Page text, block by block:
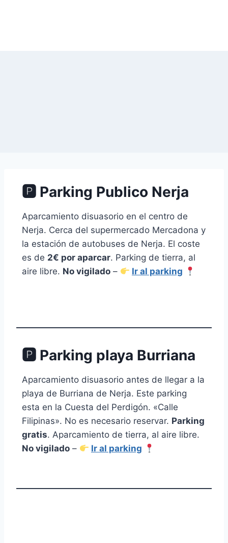
🅿 Parking Publico Nerja
Aparcamiento disuasorio en el centro de
Nerja. Cerca del supermercado Mercadona y
la estación de autobuses de Nerja. El coste
es de 2€ por aparcar. Parking de tierra, al
aire libre. No vigilado– Ir al parking
🅿 Parking playa Burriana
Aparcamiento disuasorio antes de llegar a la
playa de Burriana de Nerja. Este parking
esta en la Cuesta del Perdigón. «Calle
Filipinas». No es necesario reservar. Parking
gratis. Aparcamiento de tierra, al aire libre.
No vigilado– Ir al parking